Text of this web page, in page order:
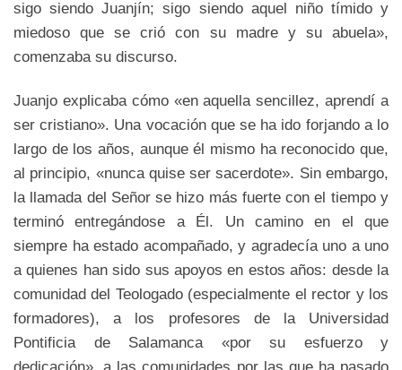
sigo siendo Juanjín; sigo siendo aquel niño tímido y
miedoso que se crió con su madre y su abuela»,
comenzaba su discurso.
Juanjo explicaba cómo «en aquella sencillez, aprendí a
ser cristiano». Una vocación que se ha ido forjando a lo
largo de los años, aunque él mismo ha reconocido que,
al principio, «nunca quise ser sacerdote». Sin embargo,
la llamada del Señor se hizo más fuerte con el tiempo y
terminó entregándose a Él. Un camino en el que
siempre ha estado acompañado, y agradecía uno a uno
a quienes han sido sus apoyos en estos años: desde la
comunidad del Teologado (especialmente el rector y los
formadores), a los profesores de la Universidad
Pontificia de Salamanca «por su esfuerzo y